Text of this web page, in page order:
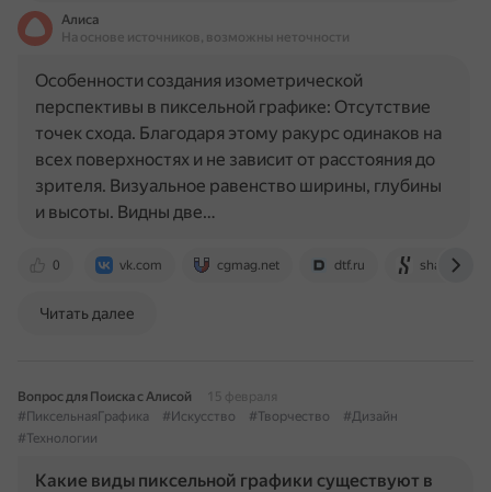
Алиса
На основе источников, возможны неточности
0 vk.com cgmag.net dtf.ru shazoo.ru
Особенности создания изометрической
перспективы в пиксельной графике: Отсутствие
точек схода. Благодаря этому ракурс одинаков на
всех поверхностях и не зависит от расстояния до
зрителя. Визуальное равенство ширины, глубины
и высоты. Видны две…
Читать далее
Вопрос для Поиска с Алисой
15 февраля
#ПиксельнаяГрафика
#Искусство #Творчество
#Дизайн
#Технологии
Какие виды пиксельной графики существуют в